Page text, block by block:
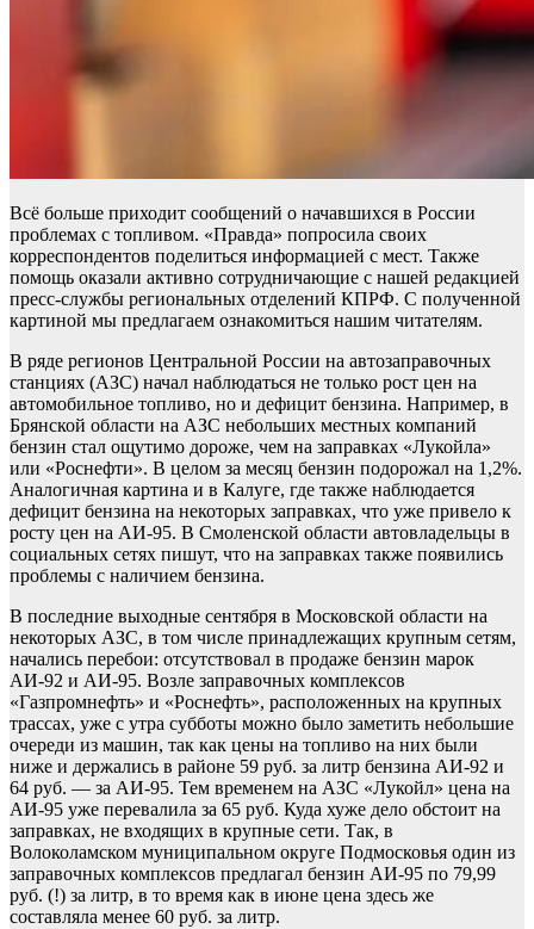
Всё больше приходит сообщений о начавшихся в России
проблемах с топливом. «Правда» попросила своих
корреспондентов поделиться информацией с мест. Также
помощь оказали активно сотрудничающие с нашей редакцией
пресс-службы региональных отделений КПРФ. С полученной
картиной мы предлагаем ознакомиться нашим читателям.
В ряде регионов Центральной России на автозаправочных
станциях (АЗС) начал наблюдаться не только рост цен на
автомобильное топливо, но и дефицит бензина. Например, в
Брянской области на АЗС небольших местных компаний
бензин стал ощутимо дороже, чем на заправках «Лукойла»
или «Роснефти». В целом за месяц бензин подорожал на 1,2%.
Аналогичная картина и в Калуге, где также наблюдается
дефицит бензина на некоторых заправках, что уже привело к
росту цен на АИ-95. В Смоленской области автовладельцы в
социальных сетях пишут, что на заправках также появились
проблемы с наличием бензина.
В последние выходные сентября в Московской области на
некоторых АЗС, в том числе принадлежащих крупным сетям,
начались перебои: отсутствовал в продаже бензин марок
АИ-92 и АИ-95. Возле заправочных комплексов
«Газпромнефть» и «Роснефть», расположенных на крупных
трассах, уже с утра субботы можно было заметить небольшие
очереди из машин, так как цены на топливо на них были
ниже и держались в районе 59 руб. за литр бензина АИ-92 и
64 руб. — за АИ-95. Тем временем на АЗС «Лукойл» цена на
АИ-95 уже перевалила за 65 руб. Куда хуже дело обстоит на
заправках, не входящих в крупные сети. Так, в
Волоколамском муниципальном округе Подмосковья один из
заправочных комплексов предлагал бензин АИ-95 по 79,99
руб. (!) за литр, в то время как в июне цена здесь же
составляла менее 60 руб. за литр.